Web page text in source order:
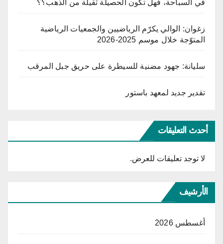
في السباحة، فهل تكون الحصيلة ثقيلة من الذهب؟؟
زغوان: الوالي يكرّم الرياضيين والجمعيات الرياضية
المتوّجة خلال موسم 2025-2026
سليانة: جهود مضنية للسيطرة على حريق جبل المرقب
تقدير جديد لمعهد باستور
أحدث التعليقات
لا توجد تعليقات للعرض.
الأرشيف
أغسطس 2026